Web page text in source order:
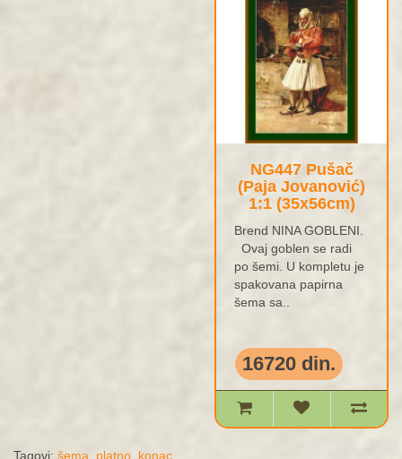
NG447 Pušač
(Paja Jovanović)
1:1 (35x56cm)
Brend NINA GOBLENI.
Ovaj goblen se radi
po šemi. U kompletu je
spakovana papirna
šema sa..
16720 din.
Tagovi: šema platno konac